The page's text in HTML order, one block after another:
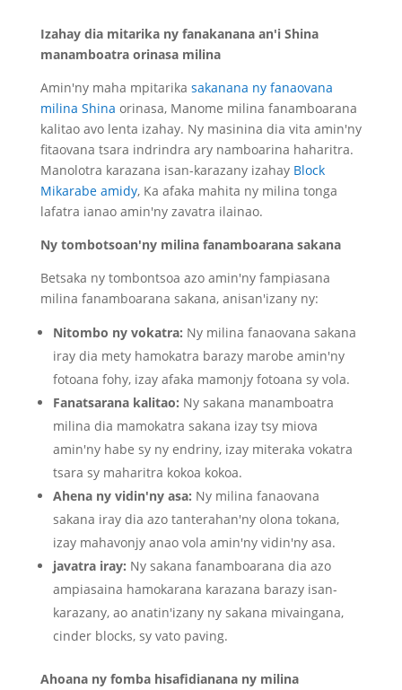
Izahay dia mitarika ny fanakanana an'i Shina
manamboatra orinasa milina
Amin'ny maha mpitarika sakanana ny fanaovana
milina Shina orinasa, Manome milina fanamboarana
kalitao avo lenta izahay. Ny masinina dia vita amin'ny
fitaovana tsara indrindra ary namboarina haharitra.
Manolotra karazana isan-karazany izahay Block
Mikarabe amidy, Ka afaka mahita ny milina tonga
lafatra ianao amin'ny zavatra ilainao.
Ny tombotsoan'ny milina fanamboarana sakana
Betsaka ny tombontsoa azo amin'ny fampiasana
milina fanamboarana sakana, anisan'izany ny:
Nitombo ny vokatra: Ny milina fanaovana sakana
iray dia mety hamokatra barazy marobe amin'ny
fotoana fohy, izay afaka mamonjy fotoana sy vola.
Fanatsarana kalitao: Ny sakana manamboatra
milina dia mamokatra sakana izay tsy miova
amin'ny habe sy ny endriny, izay miteraka vokatra
tsara sy maharitra kokoa kokoa.
Ahena ny vidin'ny asa: Ny milina fanaovana
sakana iray dia azo tanterahan'ny olona tokana,
izay mahavonjy anao vola amin'ny vidin'ny asa.
javatra iray: Ny sakana fanamboarana dia azo
ampiasaina hamokarana karazana barazy isan-
karazany, ao anatin'izany ny sakana mivaingana,
cinder blocks, sy vato paving.
Ahoana ny fomba hisafidianana ny milina